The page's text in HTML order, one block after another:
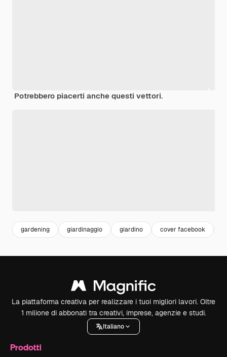
Potrebbero piacerti anche questi vettori.
gardening giardinaggio giardino cover facebook
La piattaforma creativa per realizzare i tuoi migliori lavori. Oltre
1 milione di abbonati tra creativi, imprese, agenzie e studi.
Italiano
Prodotti